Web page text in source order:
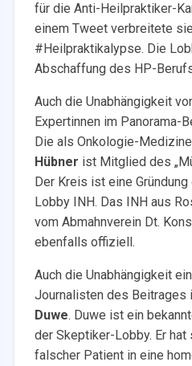
für die Anti-Heilpraktiker-
einem Tweet verbreitete
#Heilpraktikalypse. Die
Abschaffung des HP-
Auch die Unabhängigkeit
Expertinnen im Panorama-
Die als Onkologie-
Hübner ist Mitglied des
Der Kreis ist eine
Lobby INH. Das INH aus
vom Abmahnverein Dt.
ebenfalls offiziell.
Auch die Unabhängigkeit
Journalisten des Beitrages
Duwe. Duwe ist ein
der Skeptiker-Lobby. Er
falscher Patient in eine